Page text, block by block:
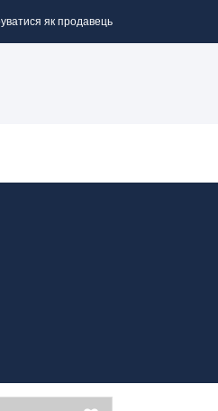
як продавець